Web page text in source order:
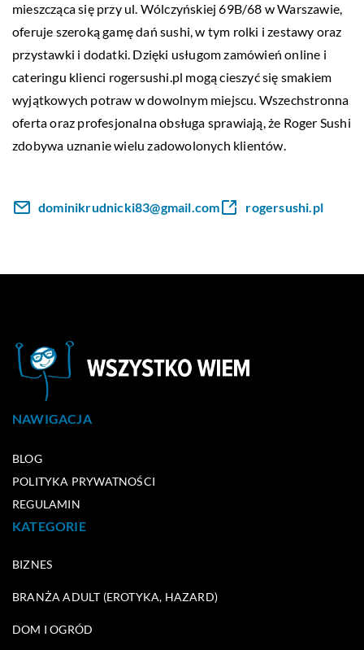
mieszcząca się przy ul. Wólczyńskiej 69B/68 w Warszawie,
oferuje szeroką gamę dań sushi, w tym rolki i zestawy oraz
przystawki i dodatki. Dzięki usługom zamówień online i
cateringu klienci rogersushi.pl mogą cieszyć się smakiem
wyjątkowych potraw w dowolnym miejscu. Wszechstronna
oferta oraz profesjonalna obsługa sprawiają, że Roger Sushi
zdobywa uznanie wielu zadowolonych klientów.
dominikrudnicki83@gmail.com rogersushi.pl
NAWIGACJA
BLOG
POLITYKA PRYWATNOŚCI
REGULAMIN
KATEGORIE
BIZNES
BRANŻA ADULT (EROTYKA, HAZARD)
DOM I OGRÓD